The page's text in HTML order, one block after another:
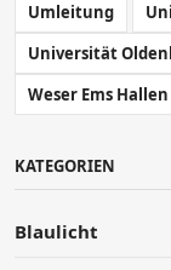
Umleitung
Universität
Weser Ems Hallen
KATEGORIEN
Blaulicht